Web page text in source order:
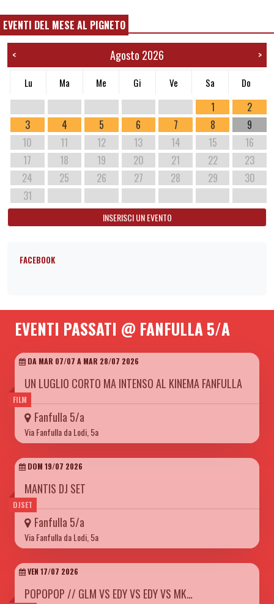
EVENTI DEL MESE AL PIGNETO
< Agosto 2026 >
Lu Ma Me Gi Ve Sa Do
1
2
3
4 5 6 7 8
9
10
11 12 13 14 15
16
17
18 19 20 21 22
23
24
25 26 27 28 29
30
31
INSERISCI UN EVENTO
FACEBOOK
EVENTI PASSATI @ FANFULLA 5/A
FILM
DA MAR 07/07 A MAR 28/07 2026
UN LUGLIO CORTO MA INTENSO AL KINEMA FANFULLA
Fanfulla 5/a
Via Fanfulla da Lodi, 5a
DJSET
DOM 19/07 2026
MANTIS DJ SET
Fanfulla 5/a
Via Fanfulla da Lodi, 5a
VEN 17/07 2026
POPOPOP // GLM VS EDY VS EDY VS MK…